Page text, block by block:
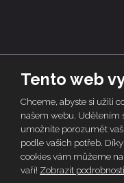
Tento web je chráněn
ochrany osobních údajů
a
Mapa stránek
Tento web
Chceme, abyste si užili
našem webu. Udělením
umožníte porozumět
podle vašich potřeb.
cookies vám můžeme
vaří! Zobrazit podrobnosti